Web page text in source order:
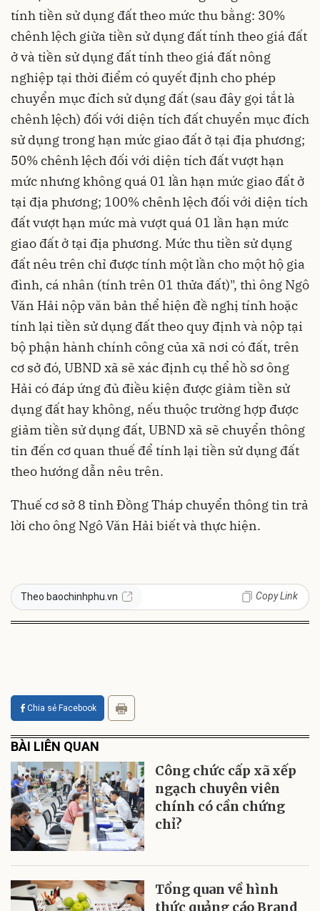
tính tiền sử dụng đất theo mức thu bằng: 30%
chênh lệch giữa tiền sử dụng đất tính theo giá đất
ở và tiền sử dụng đất tính theo giá đất nông
nghiệp tại thời điểm có quyết định cho phép
chuyển mục đích sử dụng đất (sau đây gọi tắt là
chênh lệch) đối với diện tích đất chuyển mục đích
sử dụng trong hạn mức giao đất ở tại địa phương;
50% chênh lệch đối với diện tích đất vượt hạn
mức nhưng không quá 01 lần hạn mức giao đất ở
tại địa phương; 100% chênh lệch đối với diện tích
đất vượt hạn mức mà vượt quá 01 lần hạn mức
giao đất ở tại địa phương. Mức thu tiền sử dụng
đất nêu trên chỉ được tính một lần cho một hộ gia
đình, cá nhân (tính trên 01 thửa đất)", thì ông Ngô
Văn Hải nộp văn bản thể hiện đề nghị tính hoặc
tính lại tiền sử dụng đất theo quy định và nộp tại
bộ phận hành chính công của xã nơi có đất, trên
cơ sở đó, UBND xã sẽ xác định cụ thể hồ sơ ông
Hải có đáp ứng đủ điều kiện được giảm tiền sử
dụng đất hay không, nếu thuộc trường hợp được
giảm tiền sử dụng đất, UBND xã sẽ chuyển thông
tin đến cơ quan thuế để tính lại tiền sử dụng đất
theo hướng dẫn nêu trên.
Thuế cơ sở 8 tỉnh Đồng Tháp chuyển thông tin trả
lời cho ông Ngô Văn Hải biết và thực hiện.
Theo baochinhphu.vn Copy Link
Chia sẻ Facebook
BÀI LIÊN QUAN
Công chức cấp xã xếp
ngạch chuyên viên
chính có cần chứng
chỉ?
Tổng quan về hình
thức quảng cáo Brand